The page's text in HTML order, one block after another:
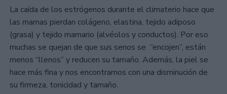
La caída de los estrógenos durante el climaterio hace que
las mamas pierdan colágeno, elastina, tejido adiposo
(grasa) y tejido mamario (alvéolos y conductos). Por eso
muchas se quejan de que sus senos se “encojen”, están
menos “llenos” y reducen su tamaño. Además, la piel se
hace más fina y nos encontramos con una disminución de
su firmeza, tonicidad y tamaño.